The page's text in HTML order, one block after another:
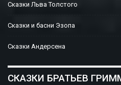
Сказки Льва Толстого
Сказки и басни Эзопа
Сказки Андерсена
СКАЗКИ БРАТЬЕВ